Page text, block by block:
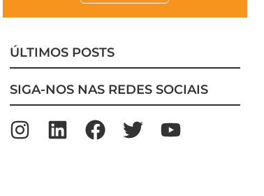
ÚLTIMOS POSTS
SIGA-NOS NAS REDES SOCIAIS